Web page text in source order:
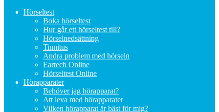
Hörseltest
Boka hörseltest
Hur går ett hörseltest till?
Hörselnedsättning
Tinnitus
Andra problem med hörseln
Eartech Online
Hörseltest Online
Hörapparater
Behöver jag hörapparat?
Att leva med hörapparater
Vilken hörapparat är bäst för mig?